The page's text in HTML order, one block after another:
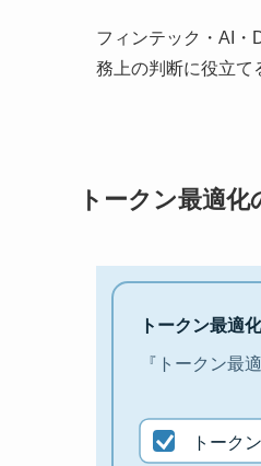
フィンテック・AI・
務上の判断に役立て
トークン最適化
トークン最適
『トークン最
トーク